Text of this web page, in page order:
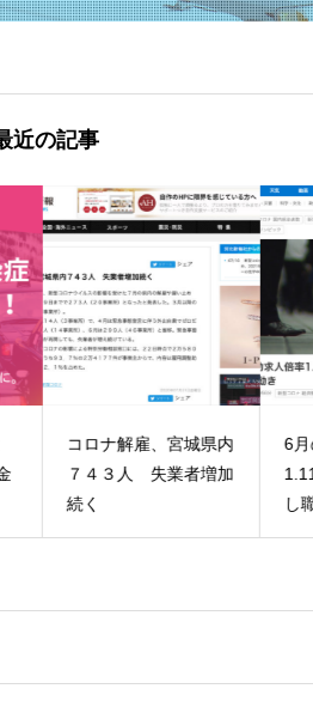
近の記事
6月の有効求人倍率
1.11倍 コロナで失業
し職探しの動き
6